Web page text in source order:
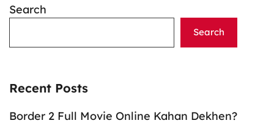
Search
Search
Recent Posts
Border 2 Full Movie Online Kahan Dekhen?